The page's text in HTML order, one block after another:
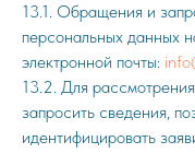
13.1. Обращения и
персональных данных
электронной почты:
13.2. Для
запросить сведения,
идентифицировать